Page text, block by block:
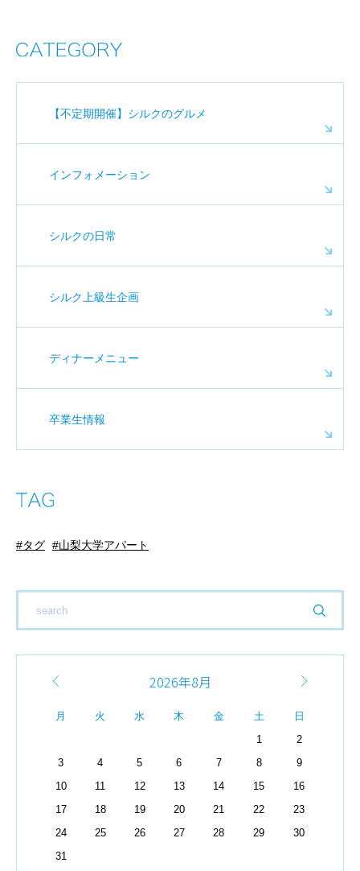
【不定期開催】シルクのグルメ
インフォメーション
シルクの日常
シルク上級生企画
ディナーメニュー
卒業生情報
タグ 山梨大学アパート
2026年8月
月 火 水 木 金 土
日
1
2
3
4 5 6 7 8
9
10
11 12 13 14 15
16
17
18 19 20 21 22
23
24
25 26 27 28 29
30
31